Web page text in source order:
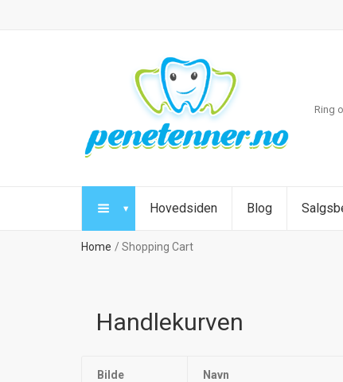
Ring
Hovedsiden Blog
Home Shopping Cart
Handlekurven
Bilde Navn